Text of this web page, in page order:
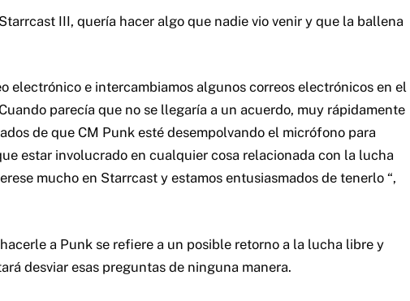
III, quería hacer algo que nadie vio venir y que la ballena
electrónico e intercambiamos algunos correos electrónicos en el
parecía que no se llegaría a un acuerdo, muy rápidamente
de que CM Punk esté desempolvando el micrófono para
estar involucrado en cualquier cosa relacionada con la lucha
mucho en Starrcast y estamos entusiasmados de tenerlo “,
a Punk se refiere a un posible retorno a la lucha libre y
desviar esas preguntas de ninguna manera.